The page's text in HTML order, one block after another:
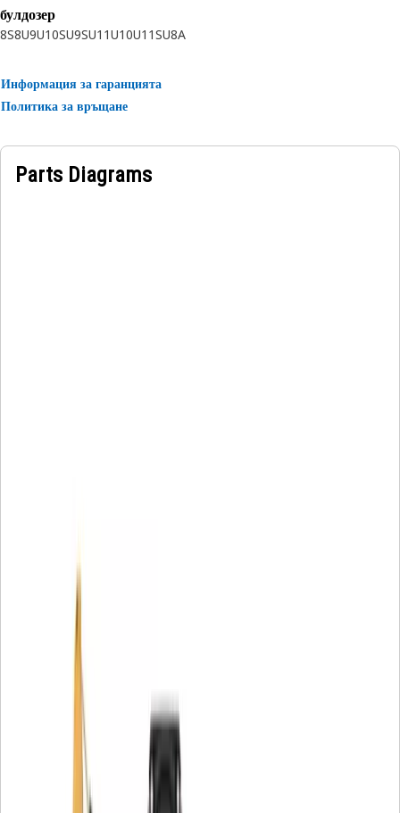
булдозер
8S8U9U10SU9SU11U10U11SU8A
Информация за гаранцията
Политика за връщане
Parts Diagrams